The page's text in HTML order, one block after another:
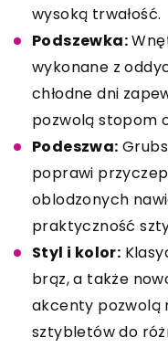
wysoką trwałość.
Podszewka:
wykonane z
chłodne dni
pozwolą stopom
Podeszwa:
poprawi
oblodzonych
praktyczność
Styl i kolor:
brąz, a także
akcenty pozwolą
sztybletów do